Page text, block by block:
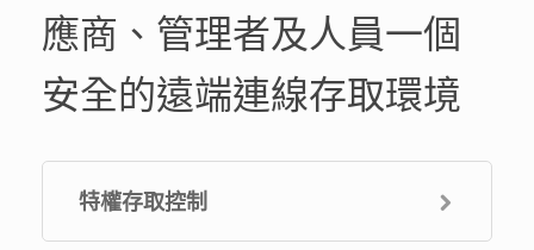
應商、管理者及人員一個
安全的遠端連線存取環境
特權存取控制